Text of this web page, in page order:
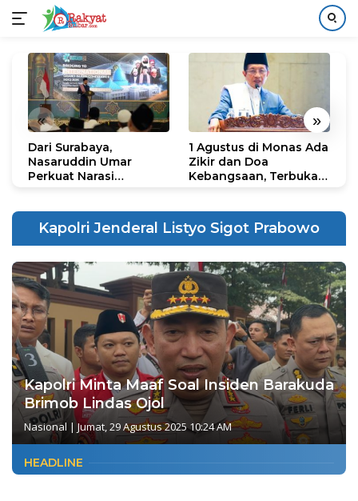
konten
« »
Dari Surabaya,
Nasaruddin Umar
Perkuat Narasi
1 Agustus di Monas Ada
Zikir dan Doa
Kebangsaan, Terbuka
Kapolri Jenderal Listyo Sigot Prabowo
Kapolri Minta Maaf Soal Insiden Barakuda
Brimob Lindas Ojol
Nasional |Jumat, 29 Agustus 2025 10:24 AM
HEADLINE